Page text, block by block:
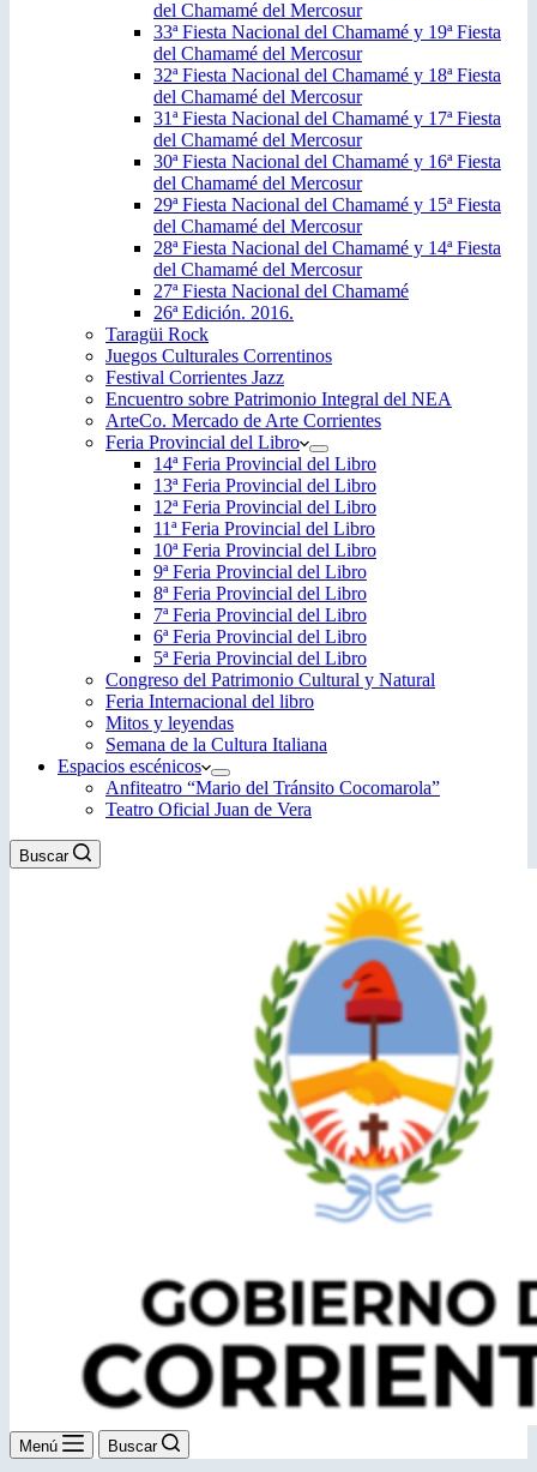
del Chamamé del Mercosur
33ª Fiesta Nacional del Chamamé y 19ª Fiesta
del Chamamé del Mercosur
32ª Fiesta Nacional del Chamamé y 18ª Fiesta
del Chamamé del Mercosur
31ª Fiesta Nacional del Chamamé y 17ª Fiesta
del Chamamé del Mercosur
30ª Fiesta Nacional del Chamamé y 16ª Fiesta
del Chamamé del Mercosur
29ª Fiesta Nacional del Chamamé y 15ª Fiesta
del Chamamé del Mercosur
28ª Fiesta Nacional del Chamamé y 14ª Fiesta
del Chamamé del Mercosur
27ª Fiesta Nacional del Chamamé
26ª Edición. 2016.
Taragüi Rock
Juegos Culturales Correntinos
Festival Corrientes Jazz
Encuentro sobre Patrimonio Integral del NEA
ArteCo. Mercado de Arte Corrientes
Feria Provincial del Libro
14ª Feria Provincial del Libro
13ª Feria Provincial del Libro
12ª Feria Provincial del Libro
11ª Feria Provincial del Libro
10ª Feria Provincial del Libro
9ª Feria Provincial del Libro
8ª Feria Provincial del Libro
7ª Feria Provincial del Libro
6ª Feria Provincial del Libro
5ª Feria Provincial del Libro
Congreso del Patrimonio Cultural y Natural
Feria Internacional del libro
Mitos y leyendas
Semana de la Cultura Italiana
Espacios escénicos
Anfiteatro “Mario del Tránsito Cocomarola”
Teatro Oficial Juan de Vera
Buscar
Menú Buscar